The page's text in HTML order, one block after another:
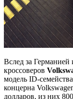
Вслед за Германией
кроссоверов
модель ID-
концерна
долларов, из них